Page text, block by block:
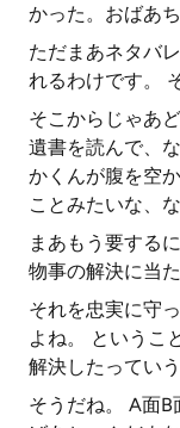
かった。おばあ
ただまあネタバ
れるわけです。
そこからじゃあ
遺書を読んで、
かくんが腹を空
ことみたいな、
まあもう要する
物事の解決に当
それを忠実に守
よね。 というこ
解決したってい
そうだね。 A面